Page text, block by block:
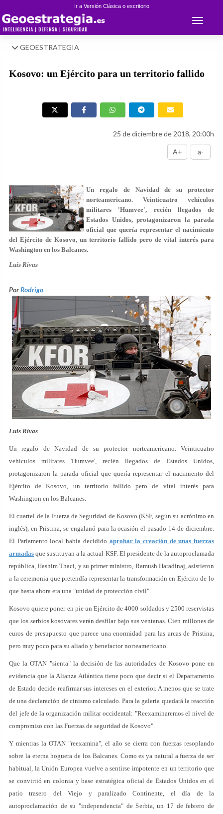
Ir a Versión Clásica o escritorio
Toggle
GEOESTRATEGIA
Kosovo: un Ejército para un territorio fallido
25 de diciembre de 2018, 20:00h
A+ a-
Un regalo de Navidad de su protector
norteamericano. Veinticuatro vehículos
militares 'Humvee', recién llegados de
Estados Unidos, protagonizaron la parada
oficial que quería representar el nacimiento
del Ejército de Kosovo, un territorio fallido pero de vital interés para
Washington en los Balcanes.
Luis Rivas
PorRodrigo
Luis Rivas
Un regalo de Navidad de su protector norteamericano. Veinticuatro
vehículos militares 'Humvee', recién llegados de Estados Unidos,
protagonizaron la parada oficial que quería representar el nacimiento del
Ejército de Kosovo, un territorio fallido pero de vital interés para
Washington en los Balcanes.
El cuartel de la Fuerza de Seguridad de Kosovo (KSF, según su acrónimo en
inglés), en Pristina, se engalanó para la ocasión el pasado 14 de diciembre.
El Parlamento local había decidido aprobar la creación de unas fuerzas
armadas que sustituyan a la actual KSF. El presidente de la autoproclamada
república, Hashim Thaci, y su primer ministro, Ramush Haradinaj, asistieron
a la ceremonia que pretendía representar la transformación en Ejército de lo
que hasta ahora era una "unidad de protección civil".
Kosovo quiere poner en pie un Ejército de 4000 soldados y 2500 reservistas
que los serbios kosovares verán desfilar bajo sus ventanas. Cien millones de
euros de presupuesto que parece una enormidad para las arcas de Pristina,
pero muy poco para su aliado y benefactor norteamericano.
Que la OTAN "sienta" la decisión de las autoridades de Kosovo pone en
evidencia que la Alianza Atlántica tiene poco que decir si el Departamento
de Estado decide reafirmar sus intereses en el exterior. A menos que se trate
de una declaración de cinismo calculado. Para la galería quedará la reacción
del jefe de la organización militar occidental: "Reexaminaremos el nivel de
compromiso con las Fuerzas de seguridad de Kosovo".
Y mientras la OTAN "reexamina", el año se cierra con fuerzas resoplando
sobre la eterna hoguera de los Balcanes. Como es ya natural a fuerza de ser
habitual, la Unión Europea vuelve a sentirse impotente en un territorio que
se convirtió en colonia y base estratégica oficial de Estados Unidos en el
patio trasero del Viejo y paralizado Continente, el día de la
autoproclamación de su "independencia" de Serbia, un 17 de febrero de